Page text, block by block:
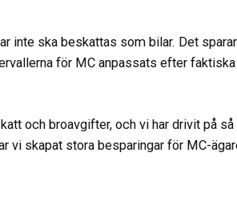
inte ska beskattas som bilar. Det sparar
för MC anpassats efter faktiska
och broavgifter, och vi har drivit på så
vi skapat stora besparingar för MC-